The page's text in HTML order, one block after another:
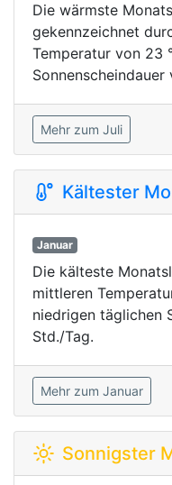
Die wärmste
gekennzeichnet
Temperatur von 23
Sonnenscheindauer
Mehr zum Juli
Kältester
Januar
Die kälteste
mittleren
niedrigen täglichen
Std./Tag.
Mehr zum Januar
Sonnigster